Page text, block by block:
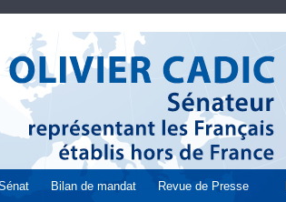
Bilan de mandat Revue de Presse